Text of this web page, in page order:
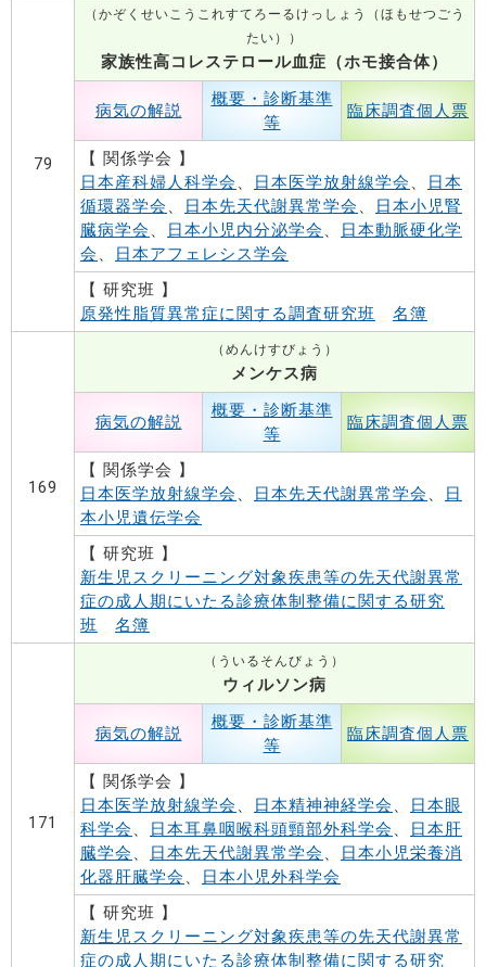
79
（かぞくせいこうこれすてろーるけっしょう（ほもせつごう
たい））
家族性高コレステロール血症（ホモ接合体）
病気の解説
概要・診断基準
等
臨床調査個人票
【 関係学会 】
日本産科婦人科学会 、 日本医学放射線学会 、
日本
循環器学会 、 日本先天代謝異常学会 、
日本小児腎
臓病学会 、 日本小児内分泌学会 、
日本動脈硬化学
会 、
日本アフェレシス学会
【 研究班 】
原発性脂質異常症に関する調査研究班
名簿
169
（めんけすびょう）
メンケス病
病気の解説
概要・診断基準
等
臨床調査個人票
【 関係学会 】
日本医学放射線学会 、 日本先天代謝異常学会 、
日
本小児遺伝学会
【 研究班 】
新生児スクリーニング対象疾患等の先天代謝異常
症の成人期にいたる診療体制整備に関する研究
班
名簿
171
（ういるそんびょう）
ウィルソン病
病気の解説
概要・診断基準
等
臨床調査個人票
【 関係学会 】
日本医学放射線学会 、 日本精神神経学会 、
日本眼
科学会 、 日本耳鼻咽喉科頭頸部外科学会 、
日本肝
臓学会 、 日本先天代謝異常学会 、
日本小児栄養消
化器肝臓学会 、
日本小児外科学会
【 研究班 】
新生児スクリーニング対象疾患等の先天代謝異常
症の成人期にいたる診療体制整備に関する研究